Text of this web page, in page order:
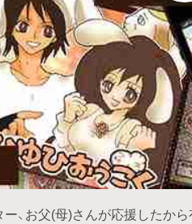
ー、お父(母)さんが応援したか